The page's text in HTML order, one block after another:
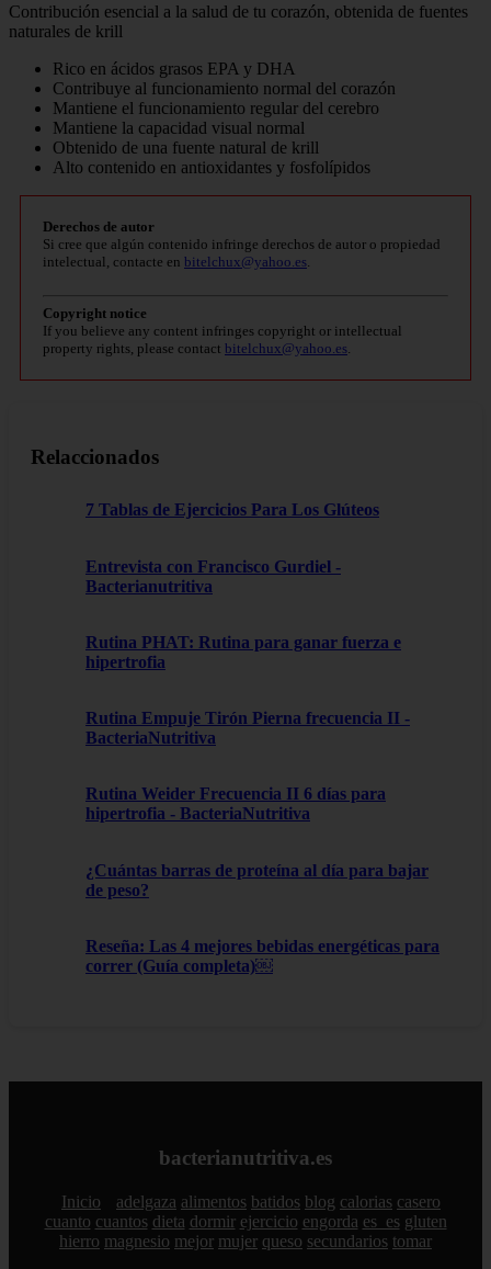
Contribución esencial a la salud de tu corazón, obtenida de fuentes
naturales de krill
Rico en ácidos grasos EPA y DHA
Contribuye al funcionamiento normal del corazón
Mantiene el funcionamiento regular del cerebro
Mantiene la capacidad visual normal
Obtenido de una fuente natural de krill
Alto contenido en antioxidantes y fosfolípidos
Derechos de autor
Si cree que algún contenido infringe derechos de autor o propiedad
intelectual, contacte en bitelchux@yahoo.es
Copyright notice
If you believe any content infringes copyright or intellectual
property rights, please contact bitelchux@yahoo.es
Relaccionados
7 Tablas de Ejercicios Para Los Glúteos
Entrevista con Francisco Gurdiel -
Bacterianutritiva
Rutina PHAT: Rutina para ganar fuerza e
hipertrofia
Rutina Empuje Tirón Pierna frecuencia II -
BacteriaNutritiva
Rutina Weider Frecuencia II 6 días para
hipertrofia - BacteriaNutritiva
¿Cuántas barras de proteína al día para bajar
de peso?
Reseña: Las 4 mejores bebidas energéticas para
correr (Guía completa)￼
bacterianutritiva.es
Inicio adelgaza alimentos batidos blog calorias casero
cuanto cuantos dieta dormir ejercicio engorda es_es gluten
hierro magnesio mejor mujer queso secundarios tomar